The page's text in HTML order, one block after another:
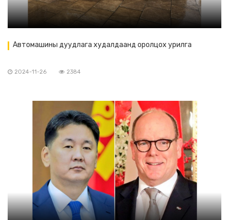
Автомашины дуудлага худалдаанд оролцох урилга
2024-11-26 2384